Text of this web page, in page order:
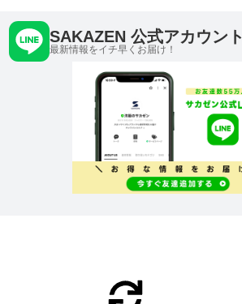
SAKAZEN 公式アカウント
最新情報をイチ早くお届け！